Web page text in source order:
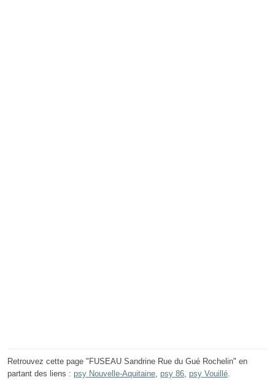
Retrouvez cette page "FUSEAU Sandrine Rue du Gué Rochelin" en
partant des liens : psy Nouvelle-Aquitaine, psy 86, psy Vouillé.